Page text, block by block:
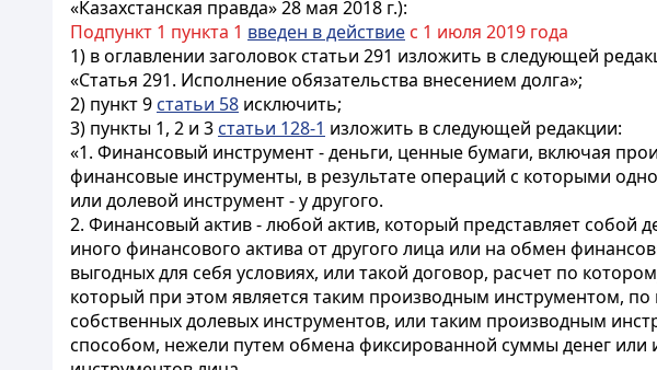
«Казахстанская правда» 28 мая 2018 г.):
Подпункт 1 пункта 1 введен в действие с 1 июля 2019 года
1) в оглавлении заголовок статьи 291 изложить в следующей
«Статья 291. Исполнение обязательства внесением долга»;
2) пункт 9 статьи 58 исключить;
3) пункты 1, 2 и 3 статьи 128-1 изложить в следующей редакции:
«1. Финансовый инструмент - деньги, ценные бумаги, включая
финансовые инструменты, в результате операций с которыми
или долевой инструмент - у другого.
2. Финансовый актив - любой актив, который представляет собой
иного финансового актива от другого лица или на обмен
выгодных для себя условиях, или такой договор, расчет по
который при этом является таким производным инструментом,
собственных долевых инструментов, или таким производным
способом, нежели путем обмена фиксированной суммы денег или